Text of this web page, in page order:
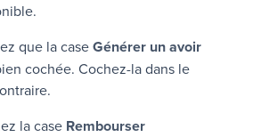
que la caseGénérer un avoir
cochée. Cochez-la dans le
la case Rembourser